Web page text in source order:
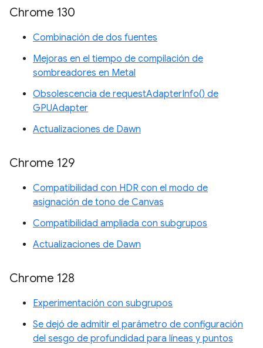
Chrome 130
Combinación de dos fuentes
Mejoras en el tiempo de compilación de
sombreadores en Metal
Obsolescencia de requestAdapterInfo() de
GPUAdapter
Actualizaciones de Dawn
Chrome 129
Compatibilidad con HDR con el modo de
asignación de tono de Canvas
Compatibilidad ampliada con subgrupos
Actualizaciones de Dawn
Chrome 128
Experimentación con subgrupos
Se dejó de admitir el parámetro de configuración
del sesgo de profundidad para líneas y puntos